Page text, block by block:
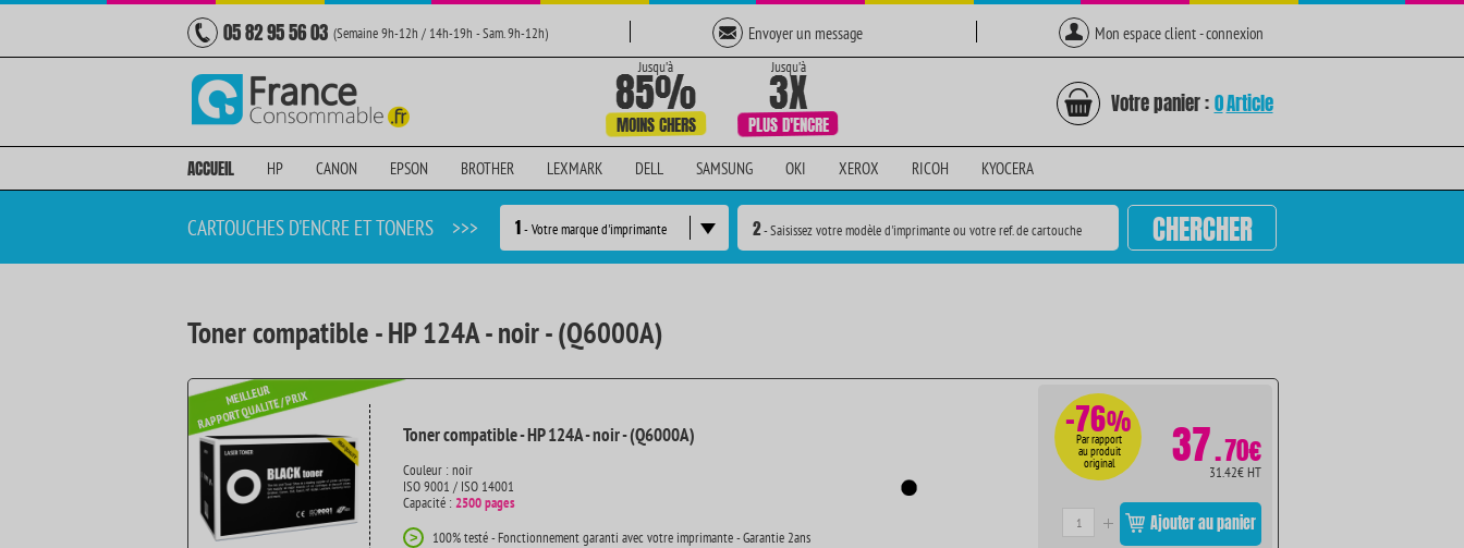
05 82 95 56 03 (Semaine 9h-12h / 14h-19h - Sam. 9h-12h) Envoyer un message Mon espace client - connexion
Votre panier : 0Article
ACCUEIL HP CANON EPSON BROTHER LEXMARK DELL SAMSUNG OKI XEROX RICOH KYOCERA
CARTOUCHES D'ENCRE ET TONERS >>> 1- Votre marque d'imprimante 2- Saisissez votre modèle d'imprimante ou votre ref. de cartouche CHERCHER
Toner compatible - HP 124A - noir - (Q6000A)
Toner compatible - HP 124A - noir - (Q6000A)
Couleur : noir
ISO 9001 / ISO 14001
Capacité :2500 pages
> 100% testé - Fonctionnement garanti avec votre imprimante - Garantie 2ans
-76%
Par rapport
au produit
original 37.70€
31.42€ HT
Ajouter au panier